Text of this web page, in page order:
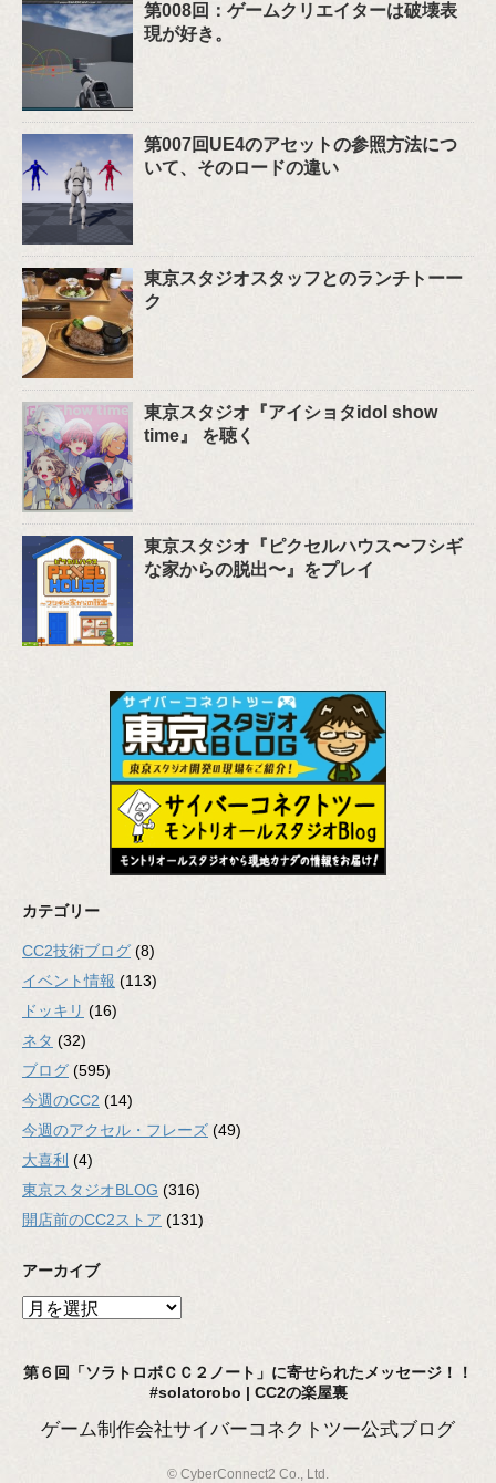
第008回：ゲームクリエイターは破壊表
現が好き。
第007回UE4のアセットの参照方法につ
いて、そのロードの違い
東京スタジオスタッフとのランチトーー
ク
東京スタジオ『アイショタidol show
time』 を聴く
東京スタジオ『ピクセルハウス〜フシギ
な家からの脱出〜』をプレイ
カテゴリー
CC2技術ブログ (8)
イベント情報 (113)
ドッキリ (16)
ネタ (32)
ブログ (595)
今週のCC2 (14)
今週のアクセル・フレーズ (49)
大喜利 (4)
東京スタジオBLOG (316)
開店前のCC2ストア (131)
アーカイブ
ア
イ
第６回「ソラトロボＣＣ２ノート」に寄せられたメッセージ！！
#solatorobo | CC2の楽屋裏
ゲーム制作会社サイバーコネクトツー公式ブログ
© CyberConnect2 Co., Ltd.